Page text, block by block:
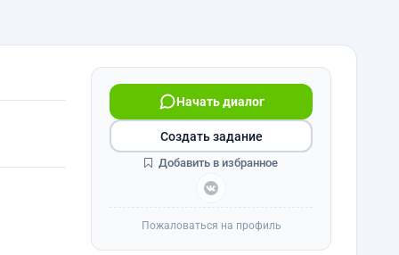
Начать диалог
Создать задание
Добавить в избранное
Пожаловаться на профиль